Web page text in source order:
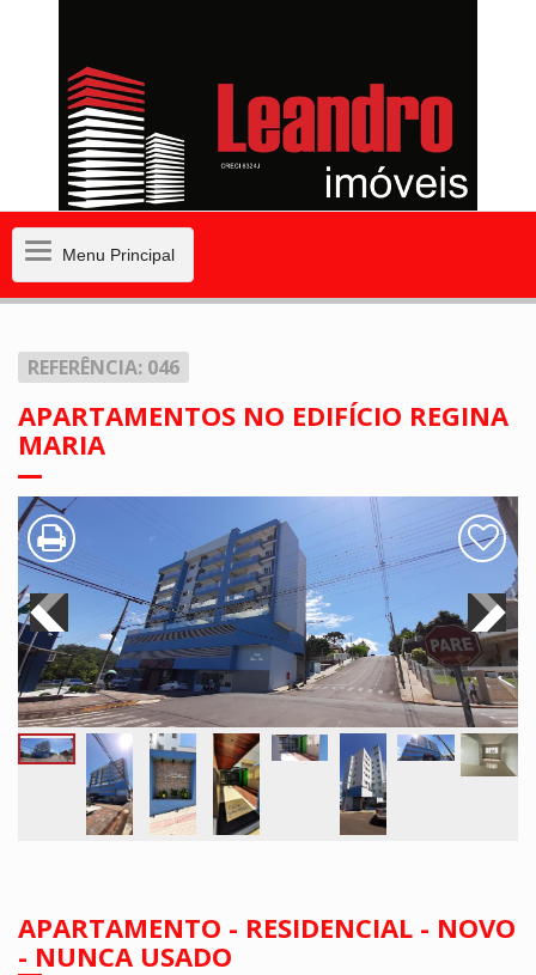
MenuMenu Principal
REFERÊNCIA: 046
APARTAMENTOS NO EDIFÍCIO REGINA
MARIA
APARTAMENTO - RESIDENCIAL - NOVO
- NUNCA USADO